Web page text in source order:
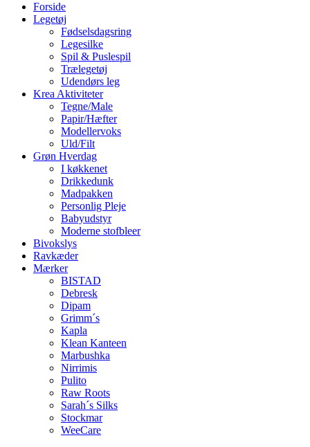
Forside
Legetøj
Fødselsdagsring
Legesilke
Spil & Puslespil
Trælegetøj
Udendørs leg
Krea Aktiviteter
Tegne/Male
Papir/Hæfter
Modellervoks
Uld/Filt
Grøn Hverdag
I køkkenet
Drikkedunk
Madpakken
Personlig Pleje
Babyudstyr
Moderne stofbleer
Bivokslys
Ravkæder
Mærker
BISTAD
Debresk
Dipam
Grimm´s
Kapla
Klean Kanteen
Marbushka
Nirrimis
Pulito
Raw Roots
Sarah´s Silks
Stockmar
WeeCare